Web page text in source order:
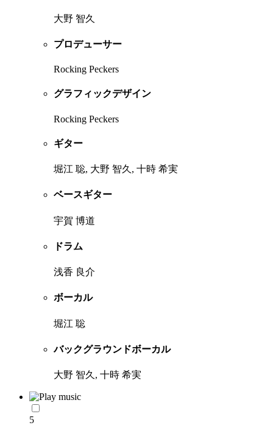
大野 智久
プロデューサー
Rocking Peckers
グラフィックデザイン
Rocking Peckers
ギター
堀江 聡, 大野 智久, 十時 希実
ベースギター
宇賀 博道
ドラム
浅香 良介
ボーカル
堀江 聡
バックグラウンドボーカル
大野 智久, 十時 希実
5